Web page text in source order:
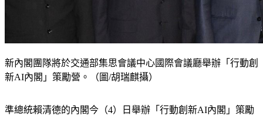
新內閣團隊將於交通部集思會議中心國際會議廳舉辦「行動創
新AI內閣」策勵營。（圖/胡瑞麒攝）
準總統賴清德的內閣今（4）日舉辦「行動創新AI內閣」策勵